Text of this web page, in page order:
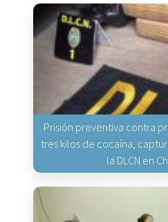
Prisión preventiva contra
tres kilos de cocaína,
la DLCN en